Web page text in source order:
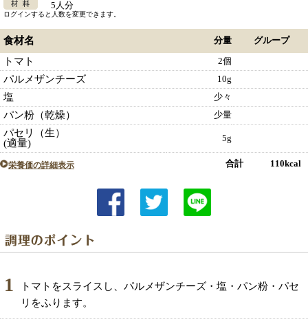
5人分
ログインすると人数を変更できます。
食材名 分量 グループ
トマト 2個
パルメザンチーズ 10g
塩 少々
パン粉（乾燥） 少量
パセリ（生）
(適量)
5g
栄養価の詳細表示 合計 110kcal
1
トマトをスライスし、パルメザンチーズ・塩・パン粉・パセ
リをふります。